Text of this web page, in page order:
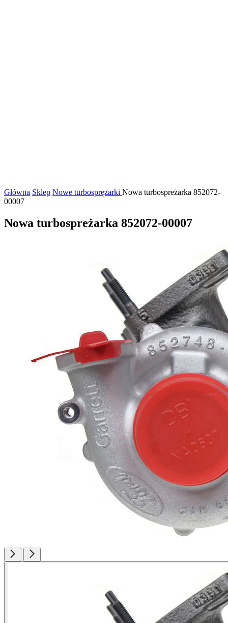
Główna Sklep Nowe turbosprężarki Nowa turbospreżarka 852072-
00007
Nowa turbospreżarka 852072-00007